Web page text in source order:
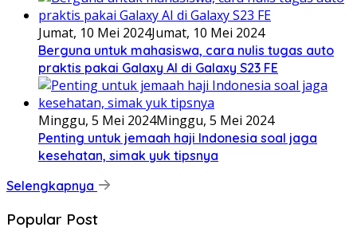
Jumat, 10 Mei 2024Jumat, 10 Mei 2024
Berguna untuk mahasiswa, cara nulis tugas auto
praktis pakai Galaxy AI di Galaxy S23 FE
Minggu, 5 Mei 2024Minggu, 5 Mei 2024
Penting untuk jemaah haji Indonesia soal jaga
kesehatan, simak yuk tipsnya
Selengkapnya
Popular Post